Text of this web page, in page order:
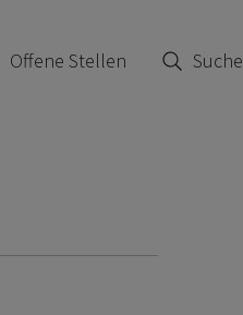
Offene Stellen Suche